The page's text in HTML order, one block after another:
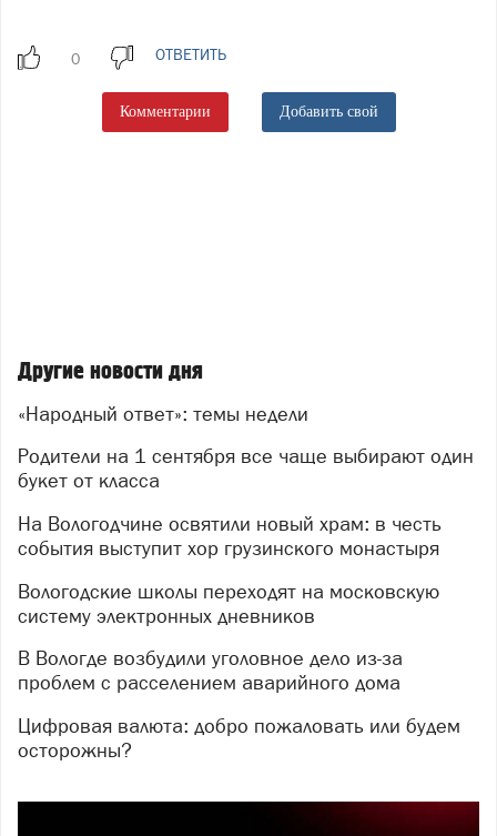
ОТВЕТИТЬ
Комментарии Добавить свой
Другие новости дня
«Народный ответ»: темы недели
Родители на 1 сентября все чаще выбирают один
букет от класса
На Вологодчине освятили новый храм: в честь
события выступит хор грузинского монастыря
Вологодские школы переходят на московскую
систему электронных дневников
В Вологде возбудили уголовное дело из-за
проблем с расселением аварийного дома
Цифровая валюта: добро пожаловать или будем
осторожны?